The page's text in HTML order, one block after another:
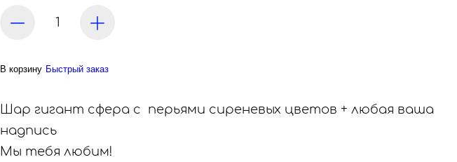
В корзину Быстрый заказ
Шар гигант сфера с перьями сиреневых цветов + любая ваша
надпись
Мы тебя любим!